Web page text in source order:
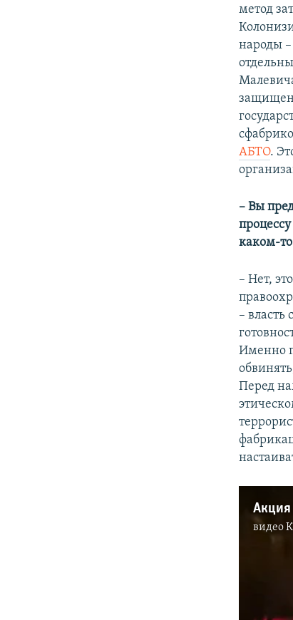
метод
народы –
АБТО.
– Вы
каком-
– Нет,
– власть
Именно
Перед
Акция
видео